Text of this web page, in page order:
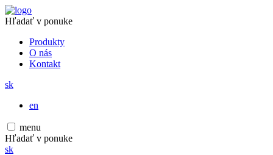
Hľadať v ponuke
Produkty
O nás
Kontakt
sk
en
menu
Hľadať v ponuke
sk